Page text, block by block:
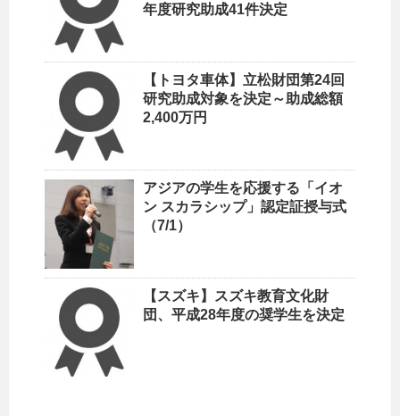
年度研究助成41件決定
【トヨタ車体】立松財団第24回
研究助成対象を決定～助成総額
2,400万円
アジアの学生を応援する「イオ
ン スカラシップ」認定証授与式
（7/1）
【スズキ】スズキ教育文化財
団、平成28年度の奨学生を決定